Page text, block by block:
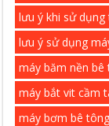
lưu ý khi sử
lưu ý sử dụng
máy băm nền bê
máy bắt vit cầm
máy bơm bê